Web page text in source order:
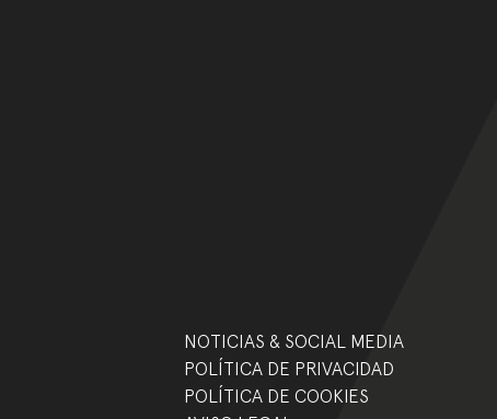
NOTICIAS & SOCIAL MEDIA
POLÍTICA DE PRIVACIDAD
POLÍTICA DE COOKIES